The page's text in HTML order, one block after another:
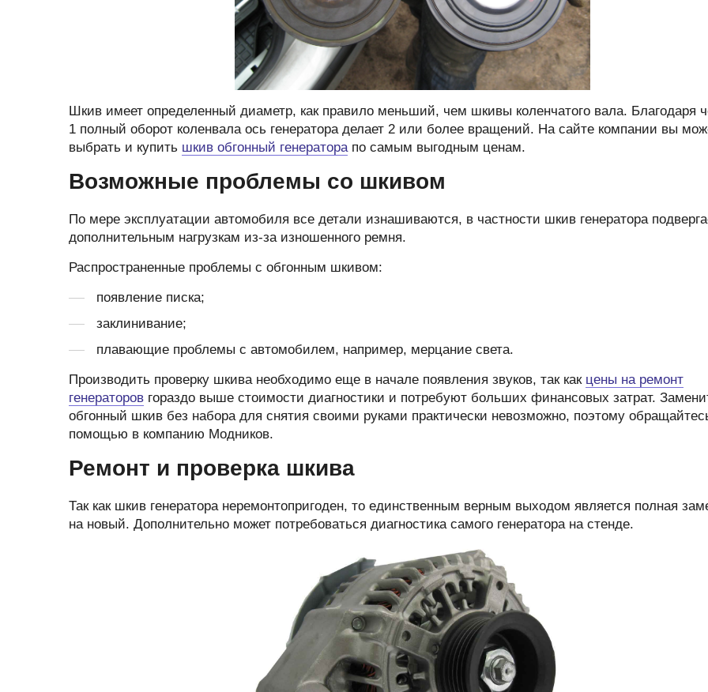
Шкив имеет определенный диаметр, как правило меньший, чем шкивы коленчатого вала. Благодаря
1 полный оборот коленвала ось генератора делает 2 или более вращений. На сайте компании вы
выбрать и купить шкив обгонный генераторапо самым выгодным ценам.
Возможные проблемы со шкивом
По мере эксплуатации автомобиля все детали изнашиваются, в частности шкив генератора
дополнительным нагрузкам из-за изношенного ремня.
Распространенные проблемы с обгонным шкивом:
появление писка;
заклинивание;
плавающие проблемы с автомобилем, например, мерцание света.
Производить проверку шкива необходимо еще в начале появления звуков, так как цены на ремонт
генераторов гораздо выше стоимости диагностики и потребуют больших финансовых затрат.
обгонный шкив без набора для снятия своими руками практически невозможно, поэтому
помощью в компанию Модников.
Ремонт и проверка шкива
Так как шкив генератора неремонтопригоден, то единственным верным выходом является полная
на новый. Дополнительно может потребоваться диагностика самого генератора на стенде.